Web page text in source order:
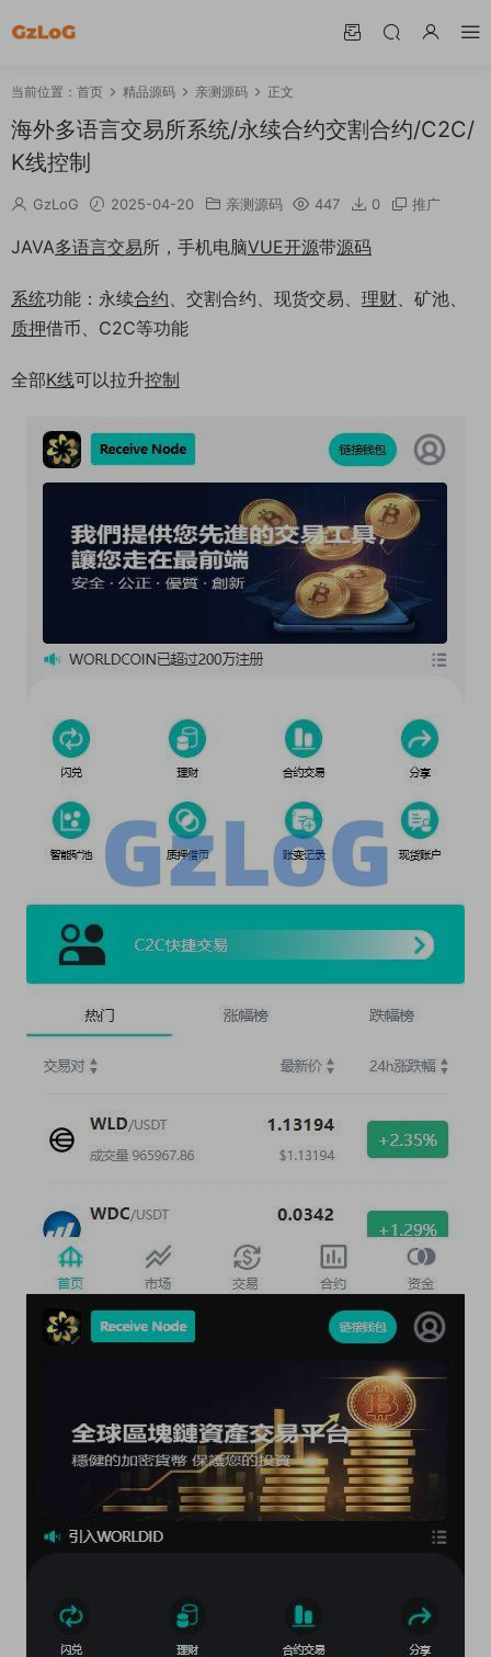
当前位置： 首页 精品源码 亲测源码 正文
海外多语言交易所系统/永续合约交割合约/C2C/
K线控制
GzLoG 2025-04-20 亲测源码 447 0 推广
JAVA多语言交易所，手机电脑VUE开源带源码
系统功能：永续合约、交割合约、现货交易、 理财、矿池、
质押借币、C2C等功能
全部K线可以拉升控制